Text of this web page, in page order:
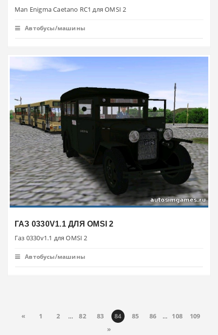
Man Enigma Caetano RC1 для OMSI 2
Автобусы/машины
ГАЗ 0330V1.1 ДЛЯ OMSI 2
Газ 0330v1.1 для OMSI 2
Автобусы/машины
« 1 2 … 82 83 84 85 86 … 108
109
»